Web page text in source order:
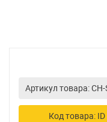
Артикул товара:
Код товара: